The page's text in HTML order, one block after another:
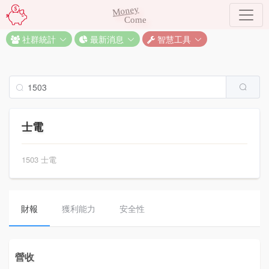
Money
Come
社群統計 最新消息 智慧工具
士電
1503 士電
財報 獲利能力 安全性
營收